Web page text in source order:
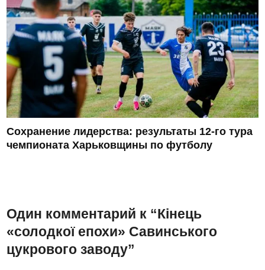
Сохранение лидерства: результаты 12-го тура
чемпионата Харьковщины по футболу
Один комментарий к “Кінець
«солодкої епохи» Савинського
цукрового заводу”